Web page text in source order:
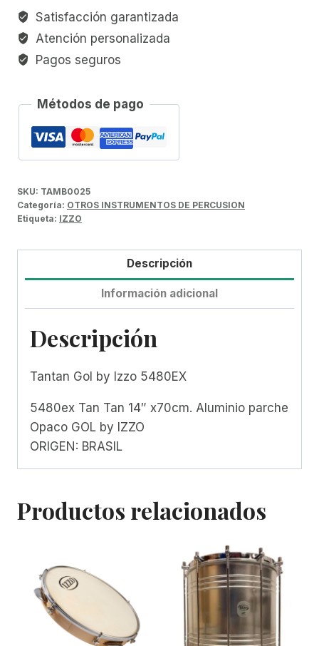
Satisfacción garantizada
Atención personalizada
Pagos seguros
Métodos de pago
SKU: TAMB0025
Categoría: OTROS INSTRUMENTOS DE PERCUSION
Etiqueta: IZZO
Descripción
Información adicional
Descripción
Tantan Gol by Izzo 5480EX
5480ex Tan Tan 14″ x70cm. Aluminio parche
Opaco GOL by IZZO
ORIGEN: BRASIL
Productos relacionados